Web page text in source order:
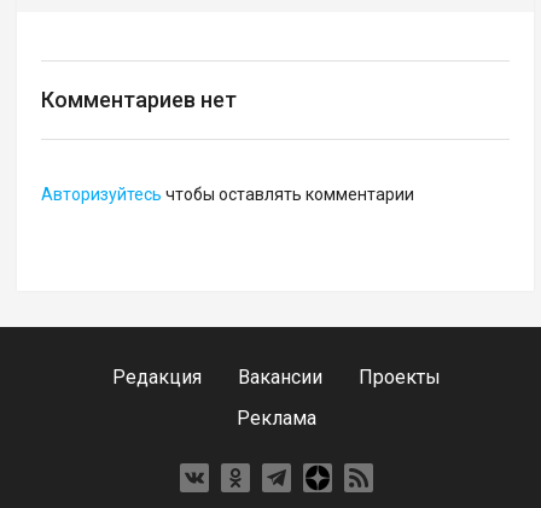
Комментариев нет
Авторизуйтесь чтобы оставлять комментарии
Редакция Вакансии
Проекты
Реклама